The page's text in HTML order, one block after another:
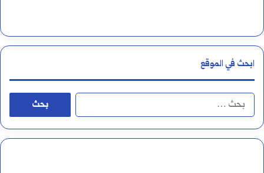
ابحث في الموقع
ل